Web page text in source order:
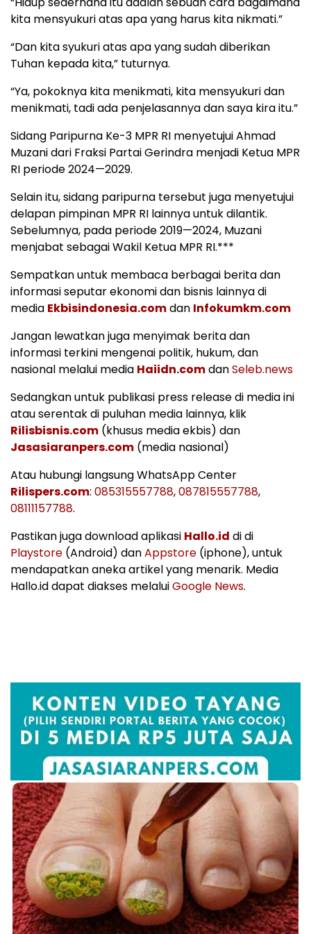
kita mensyukuri atas apa yang harus kita nikmati.”
“Dan kita syukuri atas apa yang sudah diberikan
Tuhan kepada kita,” tuturnya.
“Ya, pokoknya kita menikmati, kita mensyukuri dan
menikmati, tadi ada penjelasannya dan saya kira itu.”
Sidang Paripurna Ke-3 MPR RI menyetujui Ahmad
Muzani dari Fraksi Partai Gerindra menjadi Ketua MPR
RI periode 2024—2029.
Selain itu, sidang paripurna tersebut juga menyetujui
delapan pimpinan MPR RI lainnya untuk dilantik.
Sebelumnya, pada periode 2019—2024, Muzani
menjabat sebagai Wakil Ketua MPR RI.***
Sempatkan untuk membaca berbagai berita dan
informasi seputar ekonomi dan bisnis lainnya di
media Ekbisindonesia.comdan Infokumkm.com
Jangan lewatkan juga menyimak berita dan
informasi terkini mengenai politik, hukum, dan
nasional melalui media Haiidn.comdanSeleb.news
Sedangkan untuk publikasi press release di media ini
atau serentak di puluhan media lainnya, klik
Rilisbisnis.com (khusus media ekbis) dan
Jasasiaranpers.com (media nasional)
Atau hubungi langsung WhatsApp Center
Rilispers.com: 085315557788,087815557788,
08111157788.
Pastikan juga download aplikasi Hallo.id di di
Playstore (Android) danAppstore (iphone), untuk
mendapatkan aneka artikel yang menarik. Media
Hallo.id dapat diakses melaluiGoogle News.